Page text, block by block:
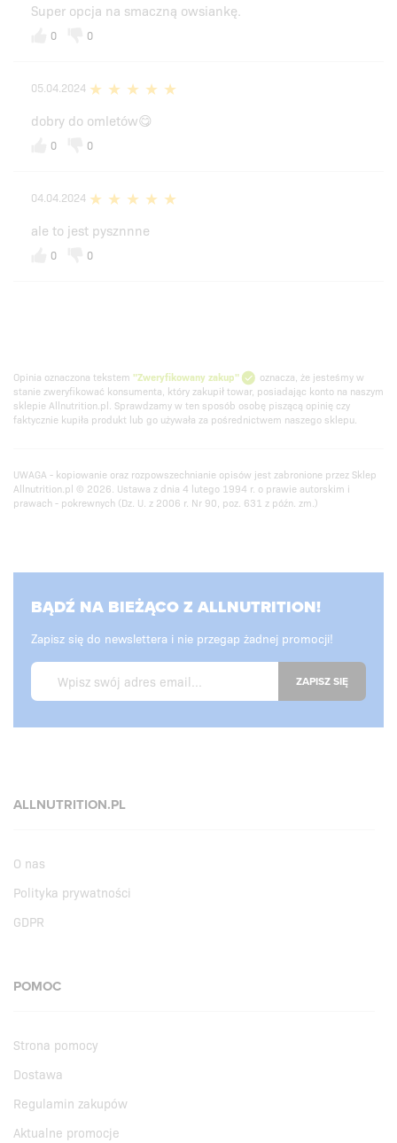
Super opcja na smaczną owsiankę.
0 0
05.04.2024
dobry do omletów😋
0 0
04.04.2024
ale to jest pysznnne
0 0
Opinia oznaczona tekstem "Zweryfikowany zakup"
oznacza, że jesteśmy w
stanie zweryfikować konsumenta, który zakupił towar, posiadając konto na naszym
sklepie Allnutrition.pl. Sprawdzamy w ten sposób osobę piszącą opinię czy
faktycznie kupiła produkt lub go używała za pośrednictwem naszego sklepu.
UWAGA - kopiowanie oraz rozpowszechnianie opisów jest zabronione przez Sklep
Allnutrition.pl © 2026. Ustawa z dnia 4 lutego 1994 r. o prawie autorskim i
prawach - pokrewnych (Dz. U. z 2006 r. Nr 90, poz. 631 z późn. zm.)
BĄDŹ NA BIEŻĄCO Z ALLNUTRITION!
Zapisz się do newslettera i nie przegap żadnej promocji!
ZAPISZ SIĘ
ALLNUTRITION.PL
O nas
Polityka prywatności
GDPR
POMOC
Strona pomocy
Dostawa
Regulamin zakupów
Aktualne promocje